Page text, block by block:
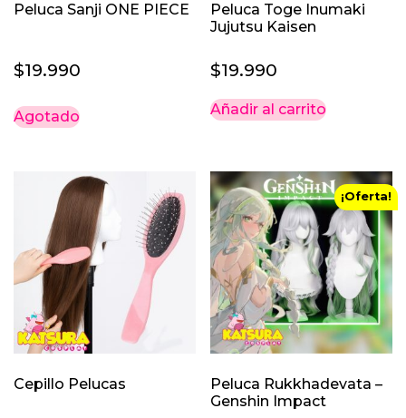
Peluca Sanji ONE PIECE
$19.990
Agotado
Peluca Toge Inumaki
Jujutsu Kaisen
$19.990
Añadir al carrito
Cepillo Pelucas
¡Oferta!
Peluca Rukkhadevata –
Genshin Impact